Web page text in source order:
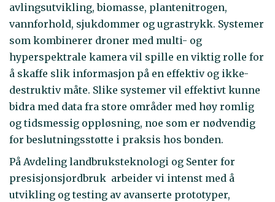
avlingsutvikling, biomasse, plantenitrogen,
vannforhold, sjukdommer og ugrastrykk. Systemer
som kombinerer droner med multi- og
hyperspektrale kamera vil spille en viktig rolle for
å skaffe slik informasjon på en effektiv og ikke-
destruktiv måte. Slike systemer vil effektivt kunne
bidra med data fra store områder med høy romlig
og tidsmessig oppløsning, noe som er nødvendig
for beslutningsstøtte i praksis hos bonden.
På Avdeling landbruksteknologi og Senter for
presisjonsjordbruk arbeider vi intenst med å
utvikling og testing av avanserte prototyper,